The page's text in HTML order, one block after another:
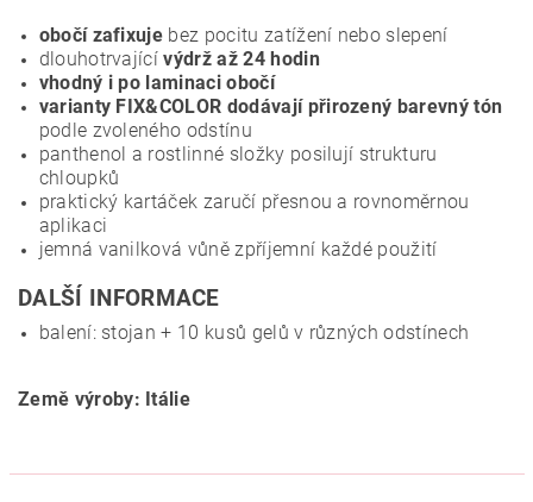
obočí zafixuje bez pocitu zatížení nebo slepení
dlouhotrvajícívýdrž až 24 hodin
vhodný i po laminaci obočí
varianty FIX&COLOR dodávají přirozený barevný tón
podle zvoleného odstínu
panthenol a rostlinné složky posilují strukturu
chloupků
praktický kartáček zaručí přesnou a rovnoměrnou
aplikaci
jemná vanilková vůně zpříjemní každé použití
DALŠÍ INFORMACE
balení: stojan + 10 kusů gelů v různých odstínech
Země výroby: Itálie